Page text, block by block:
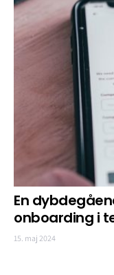
En
onboarding i
15. maj 2024